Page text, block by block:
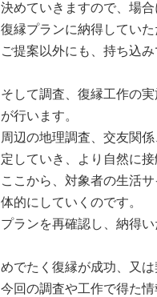
決めていきますので、場
復縁プランに納得してい
ご提案以外にも、持ち込
そして調査、復縁工作の
が行います。
周辺の地理調査、交友関
定していき、より自然に
ここから、対象者の生活
体的にしていくのです。
プランを再確認し、納得
めでたく復縁が成功、又
今回の調査や工作で得た